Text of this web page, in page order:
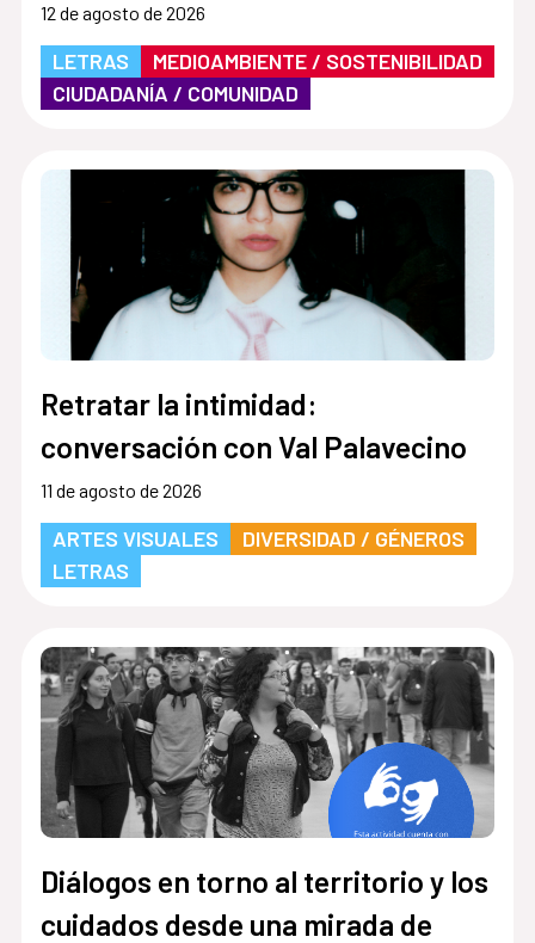
12 de agosto de 2026
LETRAS
MEDIOAMBIENTE / SOSTENIBILIDAD
CIUDADANÍA / COMUNIDAD
Retratar la intimidad:
conversación con Val Palavecino
11 de agosto de 2026
ARTES VISUALES
DIVERSIDAD / GÉNEROS
LETRAS
Diálogos en torno al territorio y los
cuidados desde una mirada de